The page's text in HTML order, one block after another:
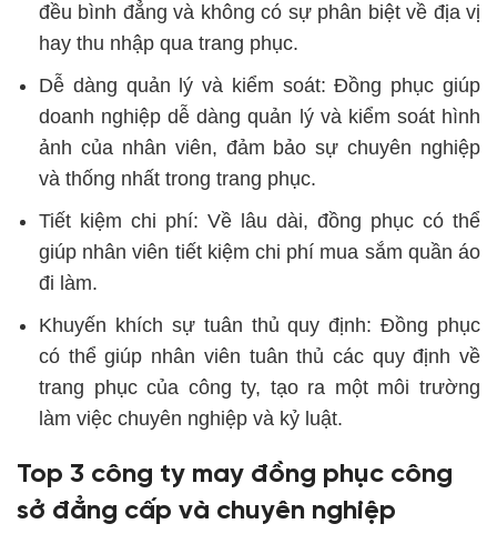
đều bình đẳng và không có sự phân biệt về địa vị
hay thu nhập qua trang phục.
Dễ dàng quản lý và kiểm soát: Đồng phục giúp
doanh nghiệp dễ dàng quản lý và kiểm soát hình
ảnh của nhân viên, đảm bảo sự chuyên nghiệp
và thống nhất trong trang phục.
Tiết kiệm chi phí: Về lâu dài, đồng phục có thể
giúp nhân viên tiết kiệm chi phí mua sắm quần áo
đi làm.
Khuyến khích sự tuân thủ quy định: Đồng phục
có thể giúp nhân viên tuân thủ các quy định về
trang phục của công ty, tạo ra một môi trường
làm việc chuyên nghiệp và kỷ luật.
Top 3 công ty may đồng phục công
sở đẳng cấp và chuyên nghiệp